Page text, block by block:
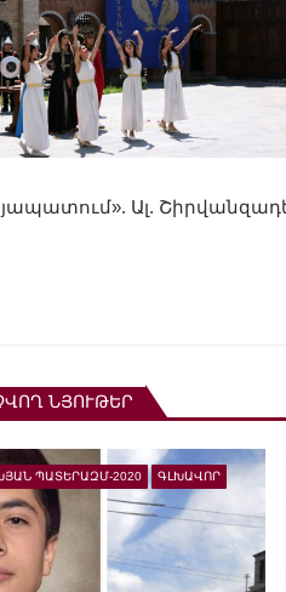
Ալ.
ՆՅՈՒԹԵՐ
ՊԱՏԵՐԱԶՄ-2020 ԳԼԽԱՎՈՐ